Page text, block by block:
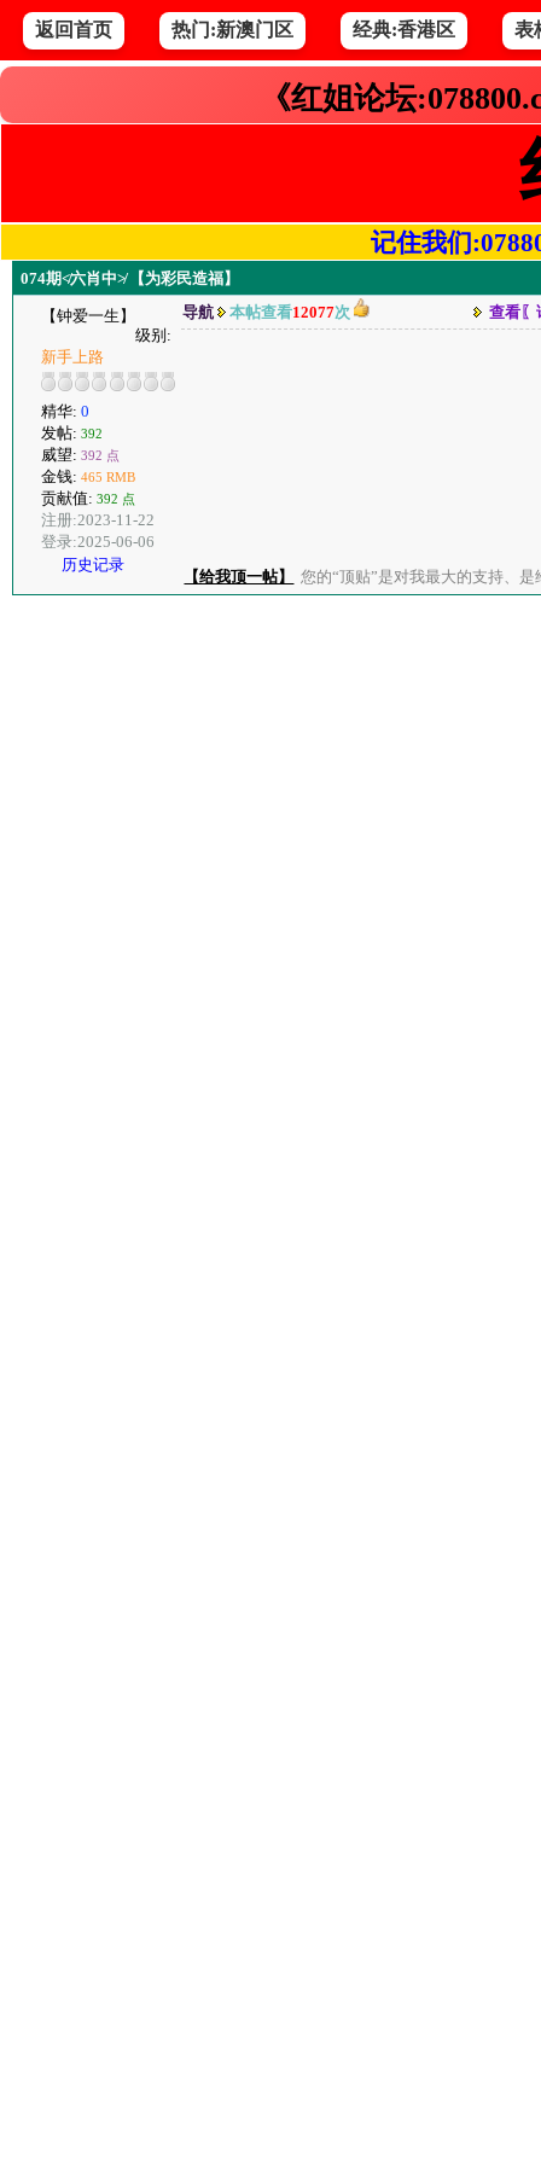
返回首页 热门:新澳门区 经典:香港区 表
《红姐论坛
记住我们
074期≮六肖中≯ 【为彩民造福】
【钟爱一生】
级别:
新手上路
精华: 0
发帖: 392
威望: 392 点
金钱: 465 RMB
贡献值: 392 点
注册:2023-11-22
登录:2025-06-06
历史记录
导航 本帖查看12077次 查看〖
【给我顶一帖】 您的“顶贴”是对我最大的支持、